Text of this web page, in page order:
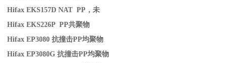
Hifax EKS157D NAT PP ，未
Hifax EKS226P PP共聚物
Hifax EP3080抗撞击PP均聚物
Hifax EP3080G抗撞击PP均聚物